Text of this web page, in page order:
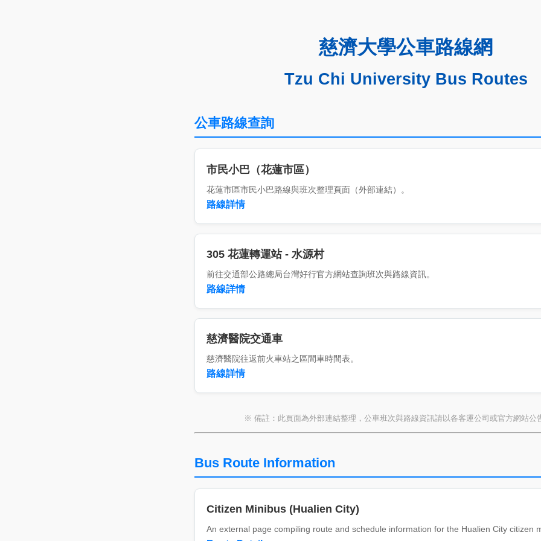
慈濟大學公車路線網
Tzu Chi University Bus Routes
公車路線查詢
市民小巴（花蓮市區）
花蓮市區市民小巴路線與班次整理頁面（外部連結）。
路線詳情
305 花蓮轉運站 - 水源村
前往交通部公路總局台灣好行官方網站查詢班次與路線資訊。
路線詳情
慈濟醫院交通車
慈濟醫院往返前火車站之區間車時間表。
路線詳情
※ 備註：此頁面為外部連結整理，公車班次與路線資訊請以各客運公司或官方網站公
Bus Route Information
Citizen Minibus (Hualien City)
An external page compiling route and schedule information for the Hualien City citizen